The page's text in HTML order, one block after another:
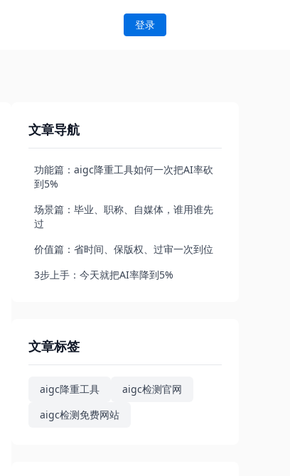
登录
文章导航
功能篇：aigc降重工具如何一次把AI率砍
到5%
场景篇：毕业、职称、自媒体，谁用谁先
过
价值篇：省时间、保版权、过审一次到位
3步上手：今天就把AI率降到5%
文章标签
aigc降重工具
aigc检测官网
aigc检测免费网站